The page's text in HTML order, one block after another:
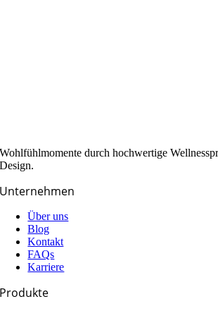
Wohlfühlmomente durch hochwertige
Design.
Unternehmen
Über uns
Blog
Kontakt
FAQs
Karriere
Produkte